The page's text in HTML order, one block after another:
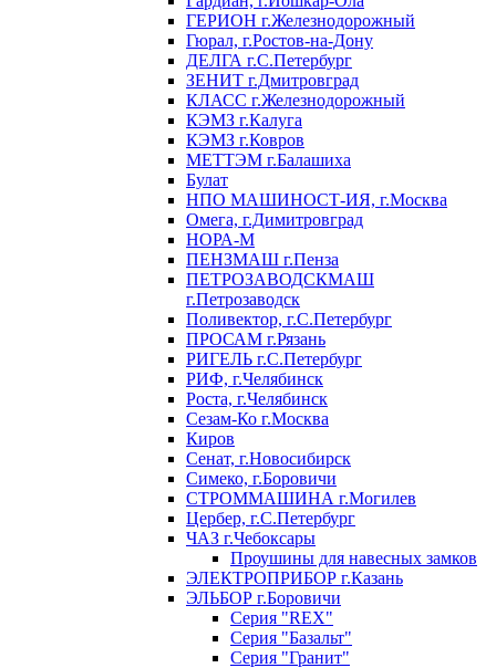
ГЕРИОН г.Железнодорожный
Гюрал, г.Ростов-на-Дону
ДЕЛГА г.С.Петербург
ЗЕНИТ г.Дмитровград
КЛАСС г.Железнодорожный
КЭМЗ г.Калуга
КЭМЗ г.Ковров
МЕТТЭМ г.Балашиха
Булат
НПО МАШИНОСТ-ИЯ, г.Москва
Омега, г.Димитровград
НОРА-М
ПЕНЗМАШ г.Пенза
ПЕТРОЗАВОДСКМАШ
г.Петрозаводск
Поливектор, г.С.Петербург
ПРОСАМ г.Рязань
РИГЕЛЬ г.С.Петербург
РИФ, г.Челябинск
Роста, г.Челябинск
Сезам-Ко г.Москва
Киров
Сенат, г.Новосибирск
Симеко, г.Боровичи
СТРОММАШИНА г.Могилев
Цербер, г.С.Петербург
ЧАЗ г.Чебоксары
Проушины для навесных замков
ЭЛЕКТРОПРИБОР г.Казань
ЭЛЬБОР г.Боровичи
Серия "REX"
Серия "Базальт"
Серия "Гранит"